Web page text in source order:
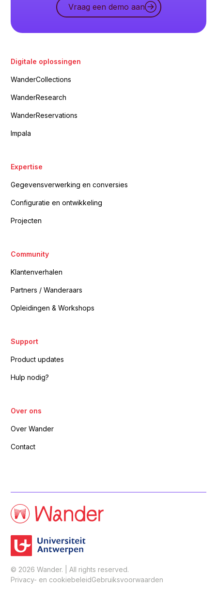
Vraag een demo aan
Digitale oplossingen
WanderCollections
WanderResearch
WanderReservations
Impala
Expertise
Gegevensverwerking en conversies
Configuratie en ontwikkeling
Projecten
Community
Klantenverhalen
Partners / Wanderaars
Opleidingen & Workshops
Support
Product updates
Hulp nodig?
Over ons
Over Wander
Contact
© 2026 Wander. | All rights reserved.
Privacy- en cookiebeleidGebruiksvoorwaarden